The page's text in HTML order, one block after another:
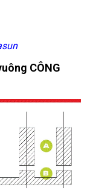
CÔNG